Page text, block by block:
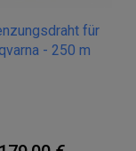
für
- 250 m